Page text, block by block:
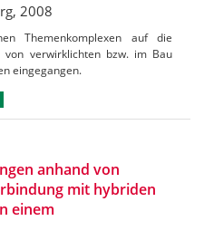
2008
Themenkomplexen auf die
von verwirklichten bzw. im Bau
eingegangen.
anhand von
mit hybriden
einem